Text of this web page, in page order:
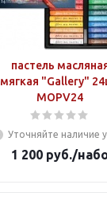
пастель
мягкая "Gallery"
MOPV24
Уточняйте наличие
1 200 руб./